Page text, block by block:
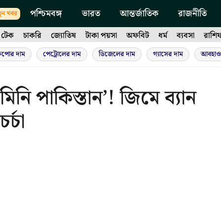
খবর পশ্চিমবঙ্গ ভারত আন্তর্জাতিক রাজনীতি
টেক চাকরি জ্যোতিষ টাকা পয়সা অফবিট ধর্ম ব্যবসা
দাম পেট্রোলের দাম ডিজেলের দাম গ্যাসের দাম
পাকিস্তান’! জিমে ব্যান